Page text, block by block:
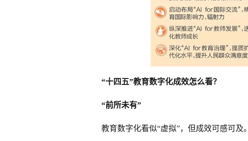
“十四五”教育数字化成效怎么看？
“前所未有”
教育数字化看似“虚拟”，但成效可感可及。